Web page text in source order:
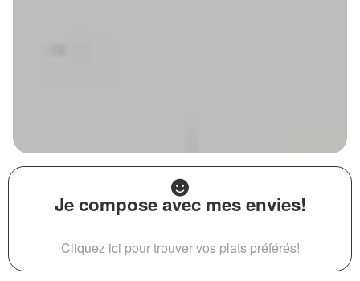
Je compose avec mes envies!
Cliquez ici pour trouver vos plats préférés!